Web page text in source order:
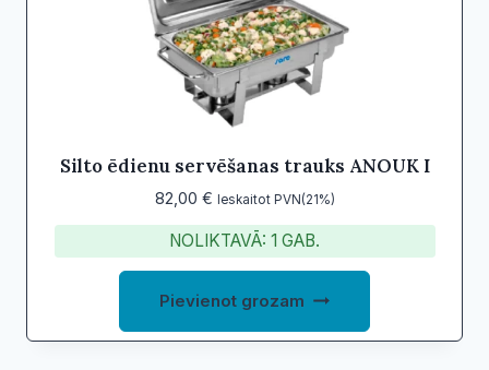
Silto ēdienu servēšanas trauks ANOUK I
82,00 € Ieskaitot PVN(21%)
NOLIKTAVĀ: 1 GAB.
Pievienot grozam